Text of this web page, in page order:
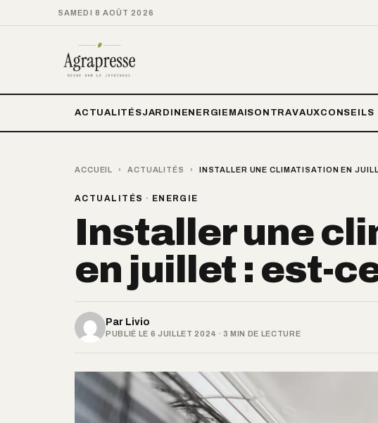
SAMEDI 8 AOÛT 2026
ACTUALITÉSJARDIN ENERGIE MAISON TRAVAUXCONSEILS
ACCUEIL › ACTUALITÉS › INSTALLER UNE CLIMATISATION EN
ACTUALITÉS · ENERGIE
Installer une
en juillet : est-
Par Livio
PUBLIÉ LE 6 JUILLET 2024 · 3 MIN DE LECTURE